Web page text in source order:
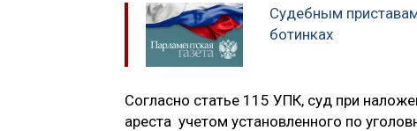
Судебным
ботинках
Согласно статье 115 УПК, суд при
ареста учетом установленного по